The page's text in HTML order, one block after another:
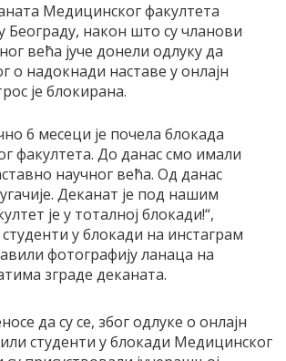
Медицинског факултета
Београду, након што су чланови
већа јуче донели одлуку да
о надокнади наставе у онлајн
је блокирана.
6 месеци је почела блокада
факултета. До данас смо имали
научног већа. Од данас
Деканат је под нашим
је у тоталној блокади!“,
у блокади на инстаграм
фотографију ланаца на
зграде деканата.
да су се, због одлуке о онлајн
студенти у блокади Медицинског